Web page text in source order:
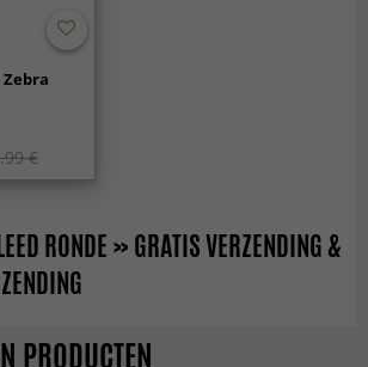
€
RONDE » GRATIS VERZENDING &
PRODUCTEN